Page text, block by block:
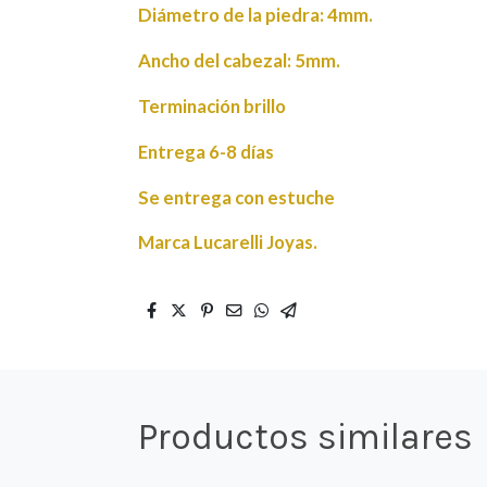
Diámetro de la piedra: 4mm.
Ancho del cabezal: 5mm.
Terminación brillo
Entrega 6-8 días
Se entrega con estuche
Marca Lucarelli Joyas.
Productos similares